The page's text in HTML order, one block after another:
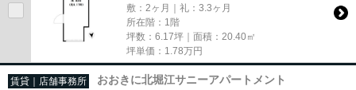
敷：2ヶ月｜礼：3.3ヶ月
所在階：1階
坪数：6.17坪｜面積：20.40㎡
坪単価： 1.78万円
賃貸｜店舗事務所 おおきに北堀江サニーアパートメント